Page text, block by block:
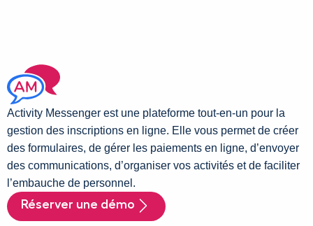
Activity Messenger est une plateforme tout-en-un pour la
gestion des inscriptions en ligne. Elle vous permet de créer
des formulaires, de gérer les paiements en ligne, d’envoyer
des communications, d’organiser vos activités et de faciliter
l’embauche de personnel.
Réserver une démo